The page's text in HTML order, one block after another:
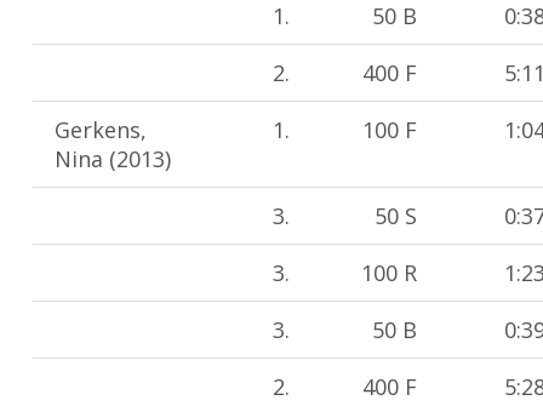
1.
50 B
2.
400 F
Gerkens,
Nina (2013)
1. 100 F
3. 50 S
3.
100 R
3.
50 B
2.
400 F